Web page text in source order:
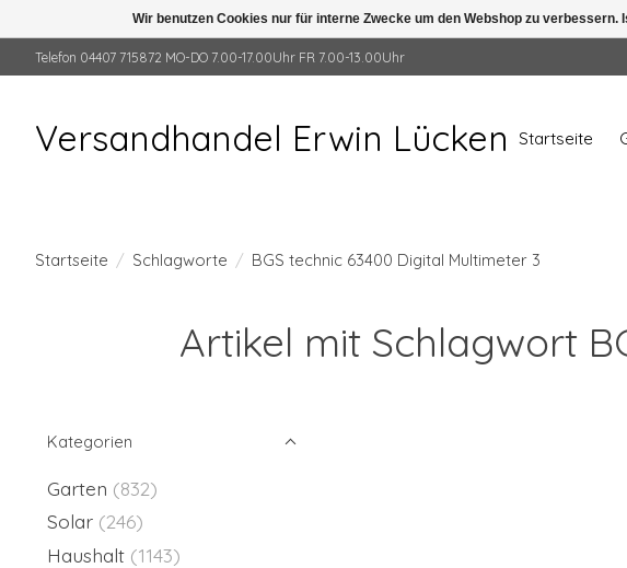
Telefon 04407 715872 MO-DO 7.00-17.00Uhr FR 7.00-13.00Uhr
Versandhandel Erwin Lücken Startseite
Startseite / Schlagworte / BGS technic 63400 Digital Multimeter 3
Artikel mit Schlagwort
Kategorien
Garten (832)
Solar (246)
Haushalt (1143)
Wir benutzen Cookies nur für interne Zwecke um den Webshop zu verbessern.